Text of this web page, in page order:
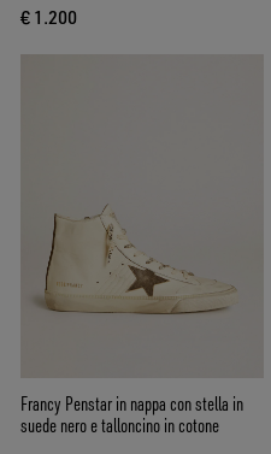
€ 1.200
Francy Penstar in nappa con stella in
suede nero e talloncino in cotone